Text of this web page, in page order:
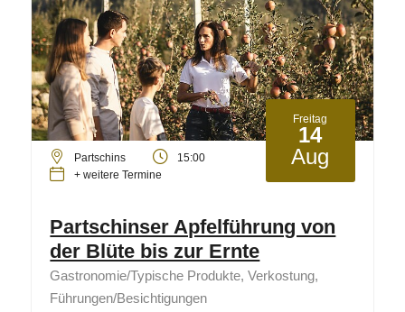
Freitag
14
Aug
Partschins
15:00
+ weitere Termine
Partschinser Apfelführung von
der Blüte bis zur Ernte
Gastronomie/Typische Produkte, Verkostung,
Führungen/Besichtigungen